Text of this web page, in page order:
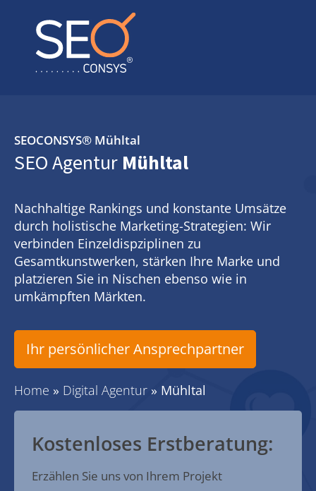
SEOCONSYS® Mühltal
SEO Agentur Mühltal
Nachhaltige Rankings und konstante Umsätze
durch holistische Marketing-Strategien: Wir
verbinden Einzeldispziplinen zu
Gesamtkunstwerken, stärken Ihre Marke und
platzieren Sie in Nischen ebenso wie in
umkämpften Märkten.
Ihr persönlicher Ansprechpartner
Home » Digital Agentur » Mühltal
Kostenloses Erstberatung:
Erzählen Sie uns von Ihrem Projekt